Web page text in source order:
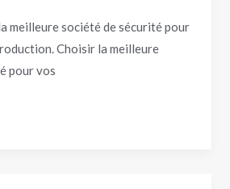
meilleure société de sécurité pour
Choisir la meilleure
pour vos